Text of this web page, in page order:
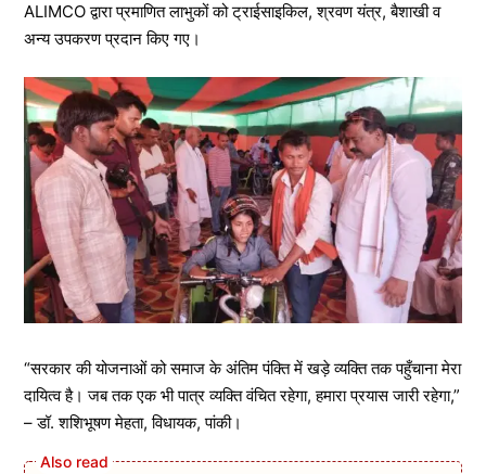
ALIMCO द्वारा प्रमाणित लाभुकों को ट्राईसाइकिल, श्रवण यंत्र, बैशाखी व
अन्य उपकरण प्रदान किए गए।
“सरकार की योजनाओं को समाज के अंतिम पंक्ति में खड़े व्यक्ति तक पहुँचाना मेरा
दायित्व है। जब तक एक भी पात्र व्यक्ति वंचित रहेगा, हमारा प्रयास जारी रहेगा,”
– डॉ. शशिभूषण मेहता, विधायक, पांकी।